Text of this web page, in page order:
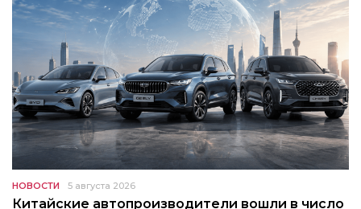
НОВОСТИ 5 августа 2026
Китайские автопроизводители вошли в число